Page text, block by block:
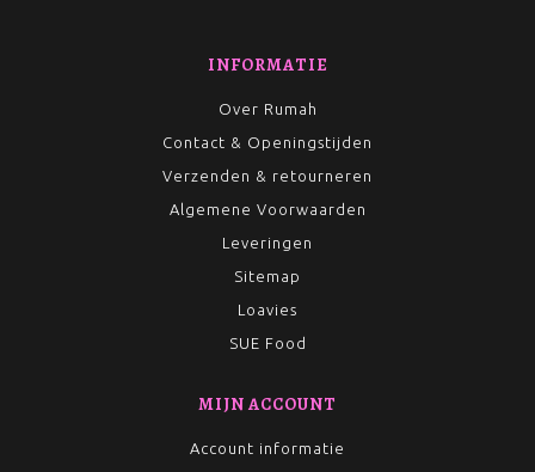
INFORMATIE
Over Rumah
Contact & Openingstijden
Verzenden & retourneren
Algemene Voorwaarden
Leveringen
Sitemap
Loavies
SUE Food
MIJN ACCOUNT
Account informatie